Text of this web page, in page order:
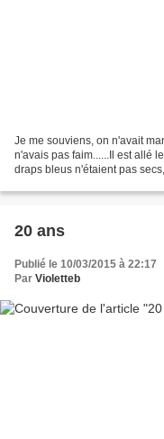
Je me souviens, on n'avait
n'avais pas faim......Il est allé
draps bleus n'étaient pas
20 ans
Publié le 10/03/2015 à 22:17
Par Violetteb